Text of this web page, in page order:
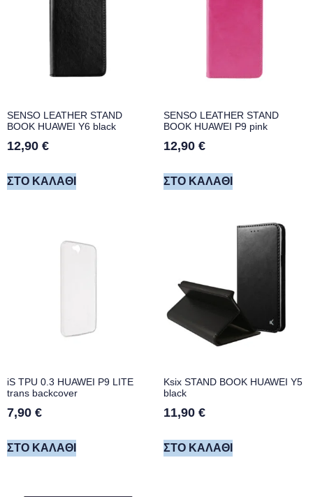
SENSO LEATHER STAND
BOOK HUAWEI Y6 black
12,90 €
ΣΤΟ ΚΑΛΆΘΙ
SENSO LEATHER STAND
BOOK HUAWEI P9 pink
12,90 €
ΣΤΟ ΚΑΛΆΘΙ
iS TPU 0.3 HUAWEI P9 LITE
trans backcover
7,90 €
ΣΤΟ ΚΑΛΆΘΙ
Ksix STAND BOOK HUAWEI Y5
black
11,90 €
ΣΤΟ ΚΑΛΆΘΙ